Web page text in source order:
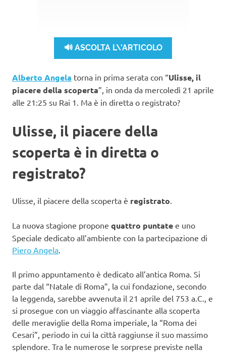
🔊 ASCOLTA L\'ARTICOLO
Alberto Angela torna in prima serata con “Ulisse, il
piacere della scoperta”, in onda da mercoledì 21 aprile
alle 21:25 su Rai 1. Ma è in diretta o registrato?
Ulisse, il piacere della
scoperta è in diretta o
registrato?
Ulisse, il piacere della scoperta è registrato
La nuova stagione propone quattro puntate e uno
Speciale dedicato all’ambiente con la partecipazione di
Piero Angela
Il primo appuntamento è dedicato all’antica Roma. Si
parte dal “Natale di Roma”, la cui fondazione, secondo
la leggenda, sarebbe avvenuta il 21 aprile del 753 a.C., e
si prosegue con un viaggio affascinante alla scoperta
delle meraviglie della Roma imperiale, la “Roma dei
Cesari”, periodo in cui la città raggiunse il suo massimo
splendore. Tra le numerose le sorprese previste nella